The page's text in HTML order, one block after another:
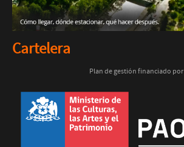
Cartelera
Plan de gestión financiado por